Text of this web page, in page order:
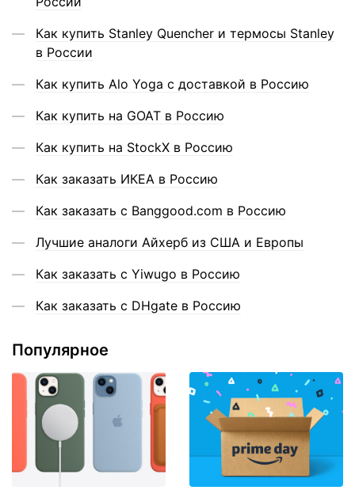
Как купить Stanley Quencher и термосы Stanley
в России
Как купить Alo Yoga с доставкой в Россию
Как купить на GOAT в Россию
Как купить на StockX в Россию
Как заказать ИКЕА в Россию
Как заказать с Banggood.com в Россию
Лучшие аналоги Айхерб из США и Европы
Как заказать с Yiwugo в Россию
Как заказать с DHgate в Россию
Популярное